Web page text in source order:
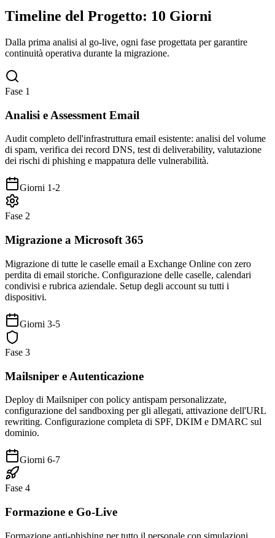
Timeline del Progetto: 10 Giorni
Dalla prima analisi al go-live, ogni fase progettata per garantire
continuità operativa durante la migrazione.
Fase 1
Analisi e Assessment Email
Audit completo dell'infrastruttura email esistente: analisi del volume
di spam, verifica dei record DNS, test di deliverability, valutazione
dei rischi di phishing e mappatura delle vulnerabilità.
Giorni 1-2
Fase 2
Migrazione a Microsoft 365
Migrazione di tutte le caselle email a Exchange Online con zero
perdita di email storiche. Configurazione delle caselle, calendari
condivisi e rubrica aziendale. Setup degli account su tutti i
dispositivi.
Giorni 3-5
Fase 3
Mailsniper e Autenticazione
Deploy di Mailsniper con policy antispam personalizzate,
configurazione del sandboxing per gli allegati, attivazione dell'URL
rewriting. Configurazione completa di SPF, DKIM e DMARC sul
dominio.
Giorni 6-7
Fase 4
Formazione e Go-Live
Formazione anti-phishing per tutto il personale con simulazioni